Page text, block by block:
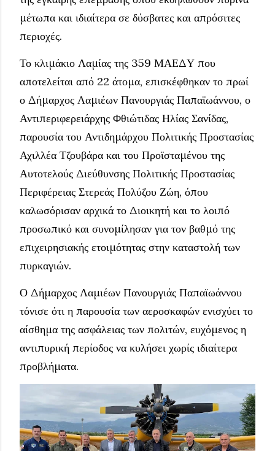
μέτωπα και ιδιαίτερα σε δύσβατες και απρόσιτες
περιοχές.
Το κλιμάκιο Λαμίας της 359 ΜΑΕΔΥ που
αποτελείται από 22 άτομα, επισκέφθηκαν το πρωί
ο Δήμαρχος Λαμιέων Πανουργιάς Παπαϊωάννου, ο
Αντιπεριφερειάρχης Φθιώτιδας Ηλίας Σανίδας,
παρουσία του Αντιδημάρχου Πολιτικής Προστασίας
Αχιλλέα Τζουβάρα και του Προϊσταμένου της
Αυτοτελούς Διεύθυνσης Πολιτικής Προστασίας
Περιφέρειας Στερεάς Πολύζου Ζώη, όπου
καλωσόρισαν αρχικά το Διοικητή και το λοιπό
προσωπικό και συνομίλησαν για τον βαθμό της
επιχειρησιακής ετοιμότητας στην καταστολή των
πυρκαγιών.
Ο Δήμαρχος Λαμιέων Πανουργιάς Παπαϊωάννου
τόνισε ότι η παρουσία των αεροσκαφών ενισχύει το
αίσθημα της ασφάλειας των πολιτών, ευχόμενος η
αντιπυρική περίοδος να κυλήσει χωρίς ιδιαίτερα
προβλήματα.